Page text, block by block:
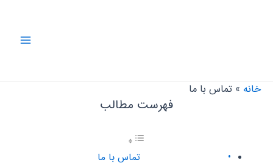
خانه تماس با ما
فهرست مطالب
تماس با ما